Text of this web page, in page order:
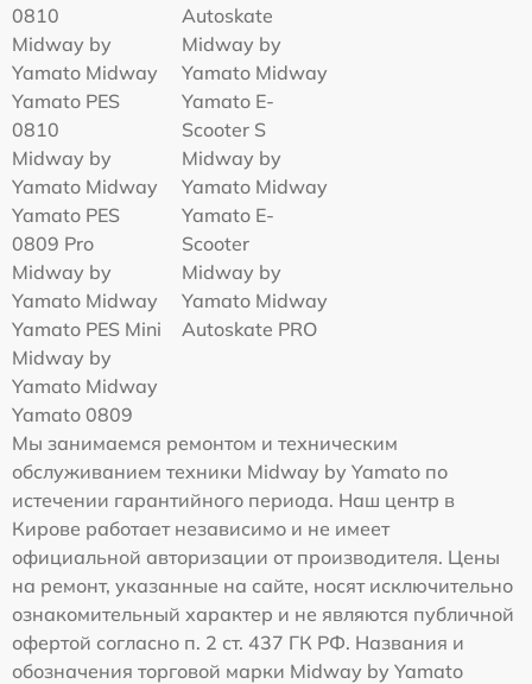
0810
Autoskate
Midway by
Yamato Midway
Yamato PES
0810
Midway by
Yamato Midway
Yamato E-
Scooter S
Midway by
Yamato Midway
Yamato PES
0809 Pro
Midway by
Yamato Midway
Yamato E-
Scooter
Midway by
Yamato Midway
Yamato PES Mini
Midway by
Yamato Midway
Autoskate PRO
Midway by
Yamato Midway
Yamato 0809
Мы занимаемся ремонтом и техническим
обслуживанием техники Midway by Yamato по
истечении гарантийного периода. Наш центр в
Кирове работает независимо и не имеет
официальной авторизации от производителя. Цены
на ремонт, указанные на сайте, носят исключительно
ознакомительный характер и не являются публичной
офертой согласно п. 2 ст. 437 ГК РФ. Названия и
обозначения торговой марки Midway by Yamato